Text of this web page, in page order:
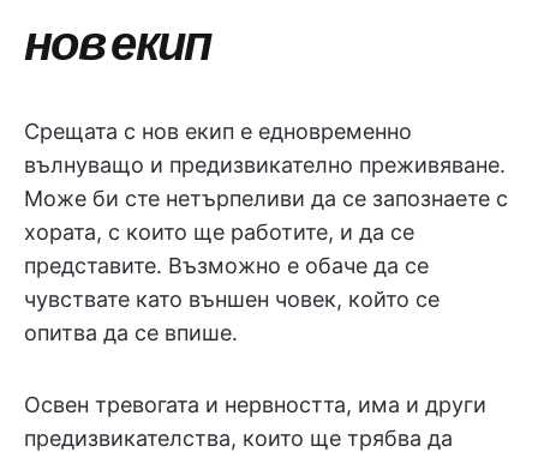
нов екип
Срещата с нов екип е едновременно
вълнуващо и предизвикателно преживяване.
Може би сте нетърпеливи да се запознаете с
хората, с които ще работите, и да се
представите. Възможно е обаче да се
чувствате като външен човек, който се
опитва да се впише.
Освен тревогата и нервността, има и други
предизвикателства, които ще трябва да